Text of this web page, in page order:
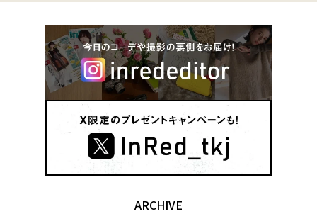
ARCHIVE